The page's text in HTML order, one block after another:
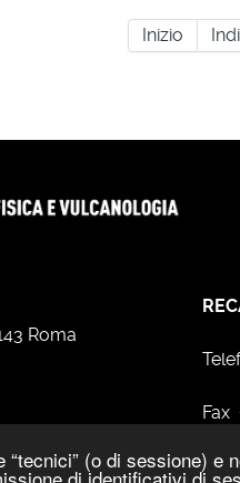
(o di sessione)
Inizio
Roma
Fax